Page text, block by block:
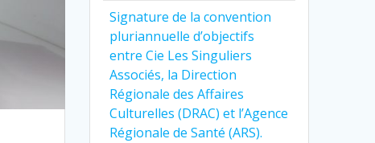
Signature de la convention
pluriannuelle d’objectifs
entre Cie Les Singuliers
Associés, la Direction
Régionale des Affaires
Culturelles (DRAC) et l’Agence
Régionale de Santé (ARS).